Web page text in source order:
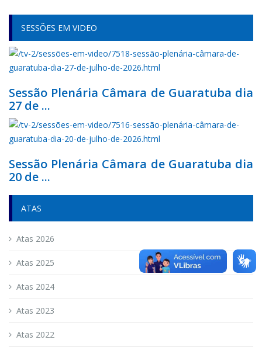
SESSÕES EM VIDEO
Sessão Plenária Câmara de Guaratuba dia
27 de ...
Sessão Plenária Câmara de Guaratuba dia
20 de ...
ATAS
Atas 2026
Atas 2025
Atas 2024
Atas 2023
Atas 2022